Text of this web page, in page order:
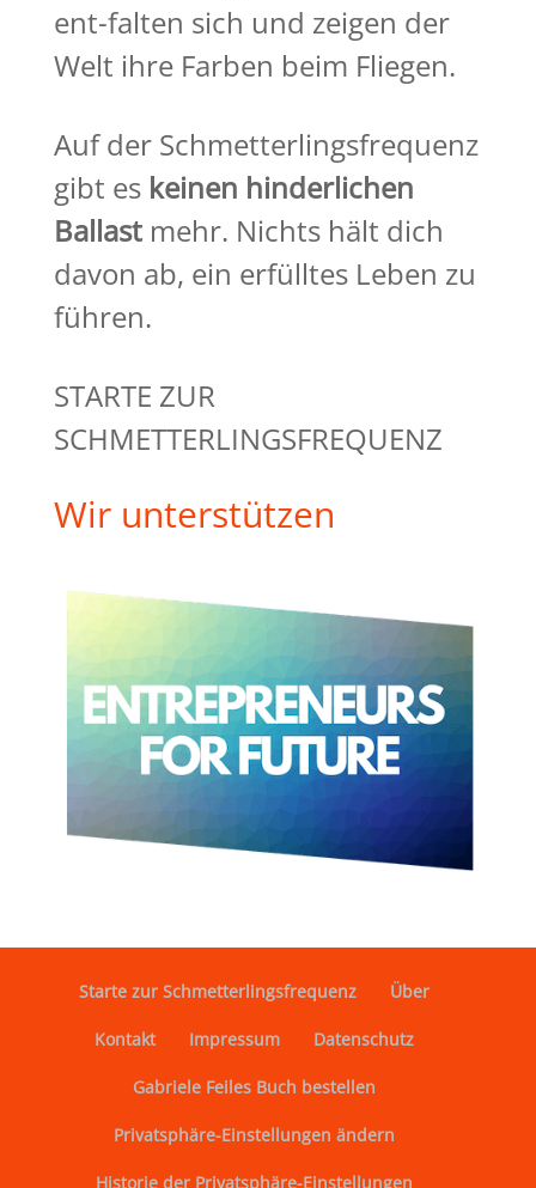
ent-falten sich und zeigen der
Welt ihre Farben beim Fliegen.
Auf der Schmetterlingsfrequenz
gibt es keinen hinderlichen
Ballastmehr. Nichts hält dich
davon ab, ein erfülltes Leben zu
führen.
STARTE ZUR
SCHMETTERLINGSFREQUENZ
Wir unterstützen
Starte zur Schmetterlingsfrequenz Über
Kontakt Impressum Datenschutz
Gabriele Feiles Buch bestellen
Privatsphäre-Einstellungen ändern
Historie der Privatsphäre-Einstellungen